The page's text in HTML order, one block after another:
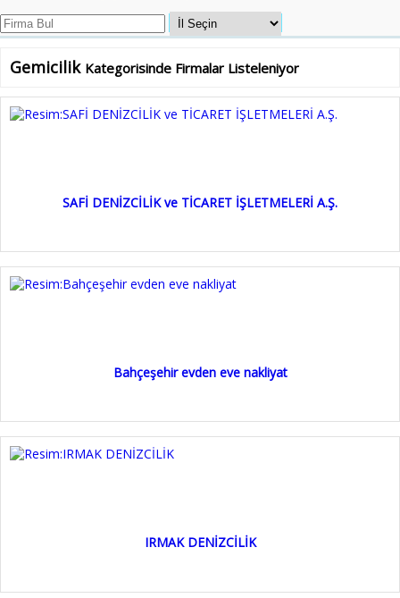
Gemicilik Kategorisinde Firmalar Listeleniyor
SAFİ DENİZCİLİK ve TİCARET İŞLETMELERİ A.Ş.
Bahçeşehir evden eve nakliyat
IRMAK DENİZCİLİK